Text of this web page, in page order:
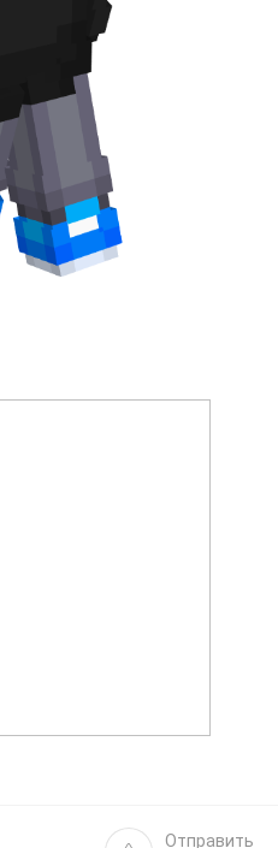
Отправить